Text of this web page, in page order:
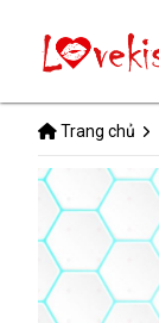
Trang chủ